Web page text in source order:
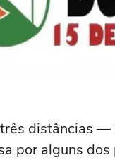
distâncias
por alguns